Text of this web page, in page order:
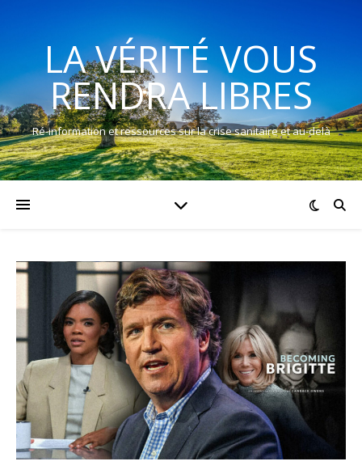
LA VÉRITÉ VOUS
RENDRA LIBRES
Ré-information et ressources sur la crise sanitaire et au-delà